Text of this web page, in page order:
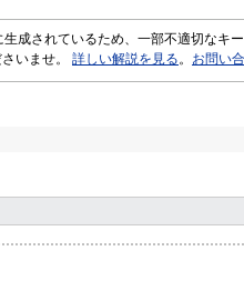
成されているため、一部不適切なキ
いませ。 詳しい解説を見る。 お問い